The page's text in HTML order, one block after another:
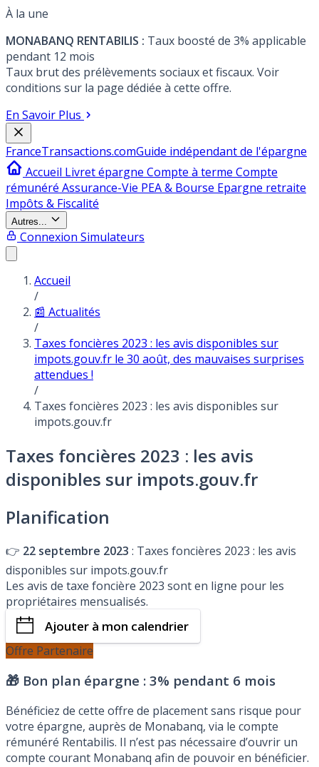
À la une
MONABANQ RENTABILIS : Taux boosté de 3% applicable
pendant 12 mois
Taux brut des prélèvements sociaux et fiscaux. Voir
conditions sur la page dédiée à cette offre.
En Savoir Plus
FranceTransactions.comGuide indépendant de l'épargne
Accueil Livret épargne Compte à terme Compte
rémunéré Assurance-Vie PEA & Bourse Epargne retraite
Impôts & Fiscalité
Autres...
Connexion Simulateurs
Accueil
/
📰 Actualités
/
Taxes foncières 2023 : les avis disponibles sur
impots.gouv.fr le 30 août, des mauvaises surprises
attendues !
/
Taxes foncières 2023 : les avis disponibles sur
impots.gouv.fr
Taxes foncières 2023 : les avis
disponibles sur impots.gouv.fr
Planification
👉 22 septembre 2023 : Taxes foncières 2023 : les avis
disponibles sur impots.gouv.fr
Les avis de taxe foncière 2023 sont en ligne pour les
propriétaires mensualisés.
Ajouter à mon calendrier
Offre Partenaire
🎁 Bon plan épargne : 3% pendant 6 mois
Bénéficiez de cette offre de placement sans risque pour
votre épargne, auprès de Monabanq, via le compte
rémunéré Rentabilis. Il n’est pas nécessaire d’ouvrir un
compte courant Monabanq afin de pouvoir en bénéficier.